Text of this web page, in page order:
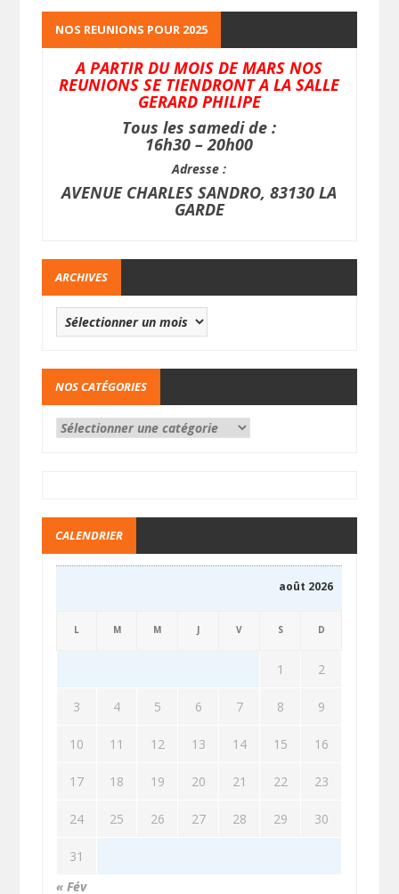
NOS REUNIONS POUR 2025
A PARTIR DU MOIS DE MARS NOS
REUNIONS SE TIENDRONT A LA SALLE
GERARD PHILIPE
Tous les samedi de :
16h30 – 20h00
Adresse :
AVENUE CHARLES SANDRO, 83130 LA
GARDE
ARCHIVES
NOS CATÉGORIES
CALENDRIER
août 2026
L M M J V S D
1 2
3 4 5 6 7 8 9
10 11 12 13 14 15 16
17 18 19 20 21 22 23
24 25 26 27 28 29 30
31
« Fév